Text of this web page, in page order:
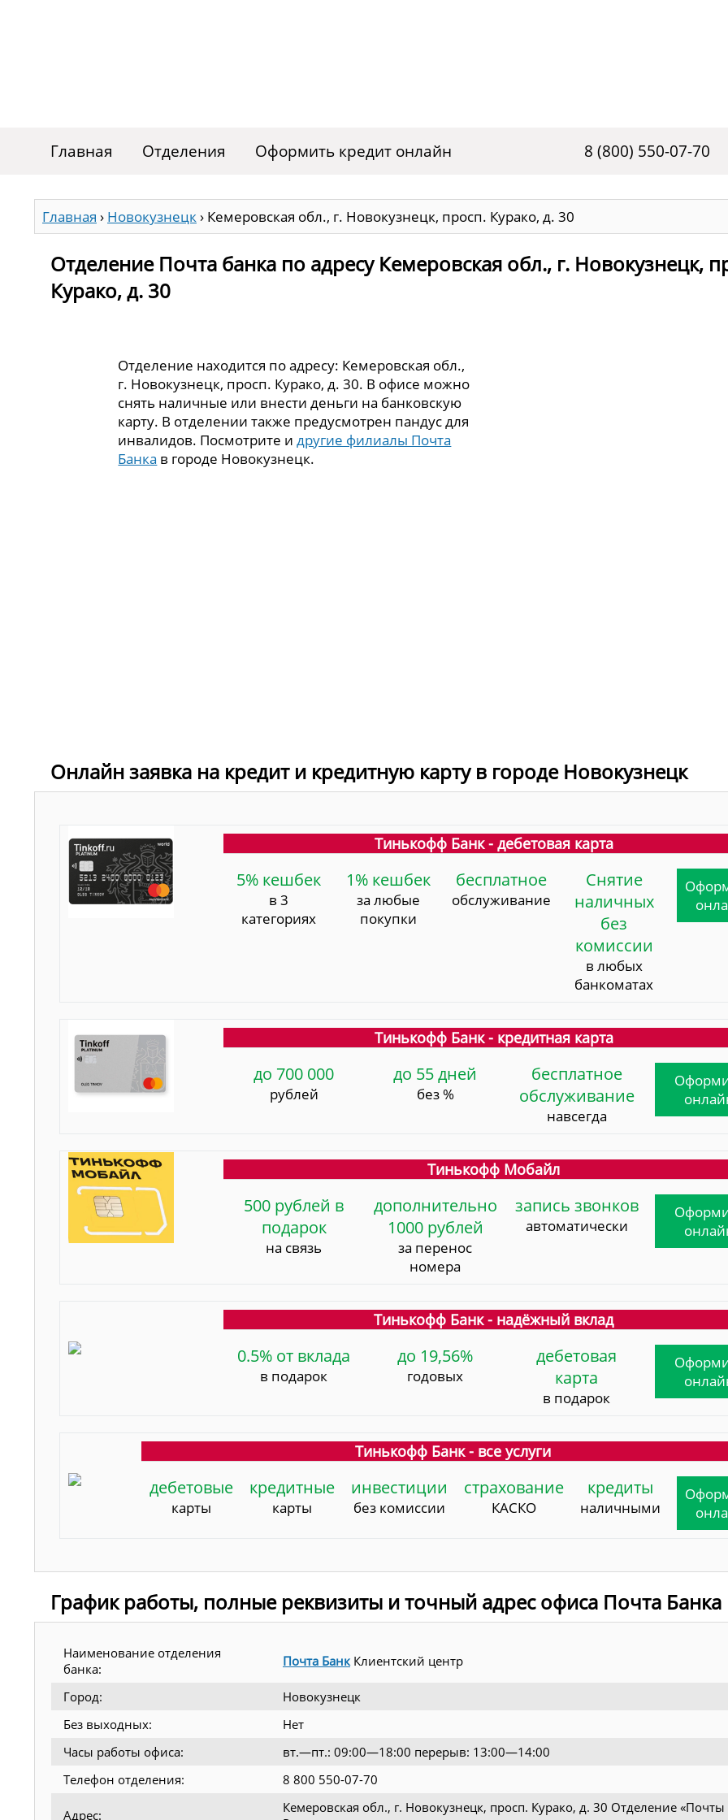
Главная Отделения Оформить кредит онлайн 8 (800) 550-07-70
Главная › Новокузнецк› Кемеровская обл., г. Новокузнецк, просп. Курако, д. 30
Отделение Почта банка по адресу Кемеровская обл., г. Новокузнецк,
Курако, д. 30
Отделение находится по адресу: Кемеровская обл.,
г. Новокузнецк, просп. Курако, д. 30. В офисе можно
снять наличные или внести деньги на банковскую
карту. В отделении также предусмотрен пандус для
инвалидов. Посмотрите идругие филиалы Почта
Банка в городе Новокузнецк.
Онлайн заявка на кредит и кредитную карту в городе Новокузнецк
Тинькофф Банк - дебетовая карта
5% кешбек
в 3
категориях
1% кешбек
за любые
покупки
бесплатное
обслуживание
Снятие
наличных
без
комиссии
в любых
банкоматах
Тинькофф Банк - кредитная карта
до 700 000
рублей
до 55 дней
без %
бесплатное
обслуживание
навсегда
Тинькофф Мобайл
500 рублей в
подарок
на связь
дополнительно
1000 рублей
за перенос
номера
запись звонков
автоматически
Тинькофф Банк - надёжный вклад
0.5% от вклада
в подарок
до 19,56%
годовых
дебетовая
карта
в подарок
Тинькофф Банк - все услуги
дебетовые
карты
кредитные
карты
инвестиции
без комиссии
страхование
КАСКО
кредиты
наличными
График работы, полные реквизиты и точный адрес офиса Почта Банка
Наименование отделения
банка:
Почта Банк Клиентский центр
Город:
Новокузнецк
Без выходных:
Нет
Часы работы офиса:
вт.—пт.: 09:00—18:00 перерыв: 13:00—14:00
Телефон отделения:
8 800 550-07-70
Адрес:
Кемеровская обл., г. Новокузнецк, просп. Курако, д. 30 Отделение «Почты